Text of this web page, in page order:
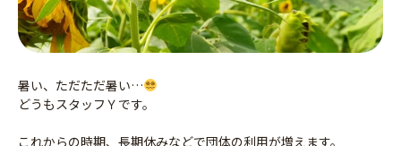
暑い、ただただ暑い…
どうもスタッフＹです。
これからの時期、長期休みなどで団体の利用が増えます。